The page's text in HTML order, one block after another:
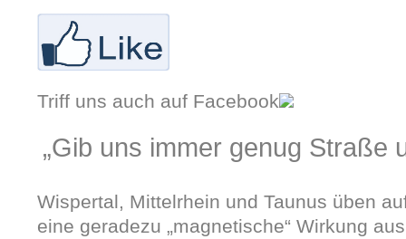
Triff uns auch auf Facebook
„Gib uns immer genug Straße
Wispertal, Mittelrhein und Taunus üben
eine geradezu „magnetische“ Wirkung